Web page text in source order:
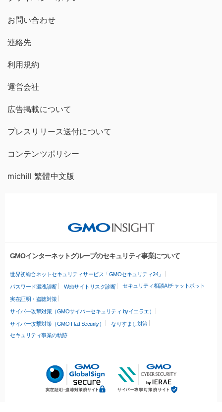
お問い合わせ
連絡先
利用規約
運営会社
広告掲載について
プレスリリース送付について
コンテンツポリシー
michill 繁體中文版
GMOインターネットグループのセキュリティ事業について
世界初総合ネットセキュリティサービス「GMOセキュリティ24」
パスワード漏洩診断 Webサイトリスク診断 セキュリティ相談AIチャットボット
実在証明・盗聴対策
サイバー攻撃対策（GMOサイバーセキュリティ byイエラエ）
サイバー攻撃対策（GMO Flatt Security）
なりすまし対策
セキュリティ事業の軌跡